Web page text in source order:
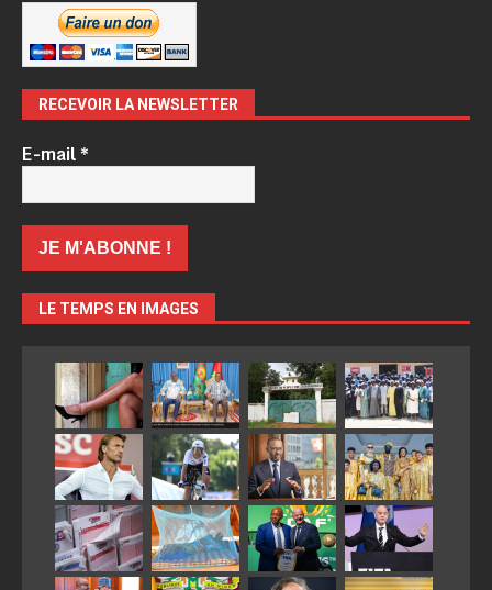
RECEVOIR LA NEWSLETTER
E-mail*
LE TEMPS EN IMAGES